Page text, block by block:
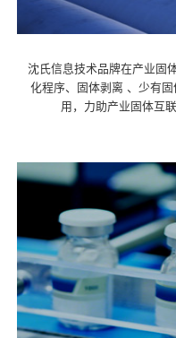
沈氏信息技术品牌在产业固
化程序、固体剥离 、少有
用，力助产业固体互